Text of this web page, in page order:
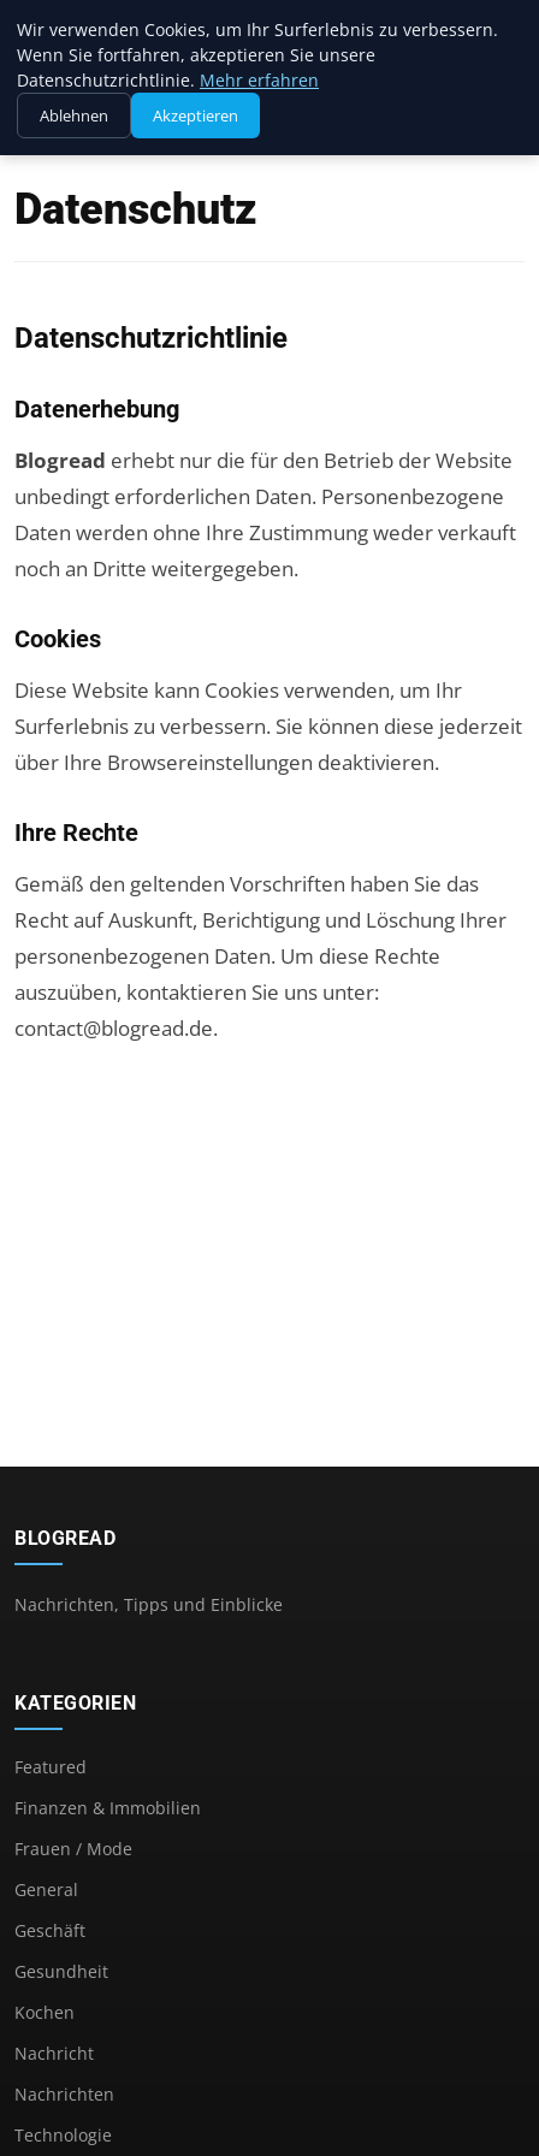
Blogread
Datenschutz
Datenschutzrichtlinie
Datenerhebung
Blogread erhebt nur die für den Betrieb der Website
unbedingt erforderlichen Daten. Personenbezogene
Daten werden ohne Ihre Zustimmung weder verkauft
noch an Dritte weitergegeben.
Cookies
Diese Website kann Cookies verwenden, um Ihr
Surferlebnis zu verbessern. Sie können diese jederzeit
über Ihre Browsereinstellungen deaktivieren.
Ihre Rechte
Gemäß den geltenden Vorschriften haben Sie das
Recht auf Auskunft, Berichtigung und Löschung Ihrer
personenbezogenen Daten. Um diese Rechte
auszuüben, kontaktieren Sie uns unter:
contact@blogread.de.
BLOGREAD
Nachrichten, Tipps und Einblicke
KATEGORIEN
Featured
Finanzen & Immobilien
Frauen / Mode
General
Geschäft
Gesundheit
Kochen
Nachricht
Nachrichten
Technologie
Wir verwenden Cookies, um Ihr Surferlebnis zu verbessern.
Wenn Sie fortfahren, akzeptieren Sie unsere
Datenschutzrichtlinie. Mehr erfahren
Ablehnen Akzeptieren